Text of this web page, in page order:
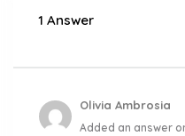
1 Answer
Olivia Ambrosia
Added an answer